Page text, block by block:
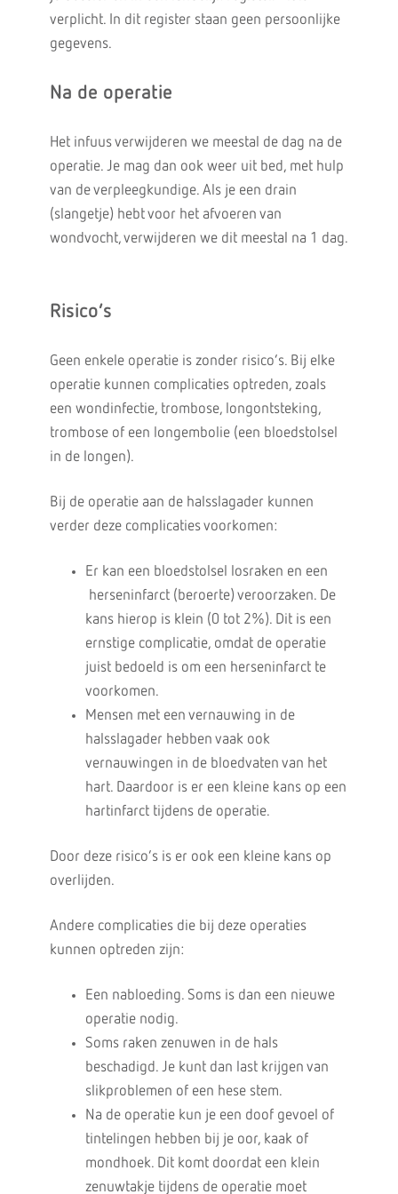
verplicht. In dit register staan geen persoonlijke
gegevens.
Na de operatie
Het infuus verwijderen we meestal de dag na de
operatie. Je mag dan ook weer uit bed, met hulp
van de verpleegkundige. Als je een drain
(slangetje) hebt voor het afvoeren van
wondvocht, verwijderen we dit meestal na 1 dag.
Risico’s
Geen enkele operatie is zonder risico’s. Bij elke
operatie kunnen complicaties optreden, zoals
een wondinfectie, trombose, longontsteking,
trombose of een longembolie (een bloedstolsel
in de longen).
Bij de operatie aan de halsslagader kunnen
verder deze complicaties voorkomen:
Er kan een bloedstolsel losraken en een
herseninfarct (beroerte) veroorzaken. De
kans hierop is klein (0 tot 2%). Dit is een
ernstige complicatie, omdat de operatie
juist bedoeld is om een herseninfarct te
voorkomen.
Mensen met een vernauwing in de
halsslagader hebben vaak ook
vernauwingen in de bloedvaten van het
hart. Daardoor is er een kleine kans op een
hartinfarct tijdens de operatie.
Door deze risico’s is er ook een kleine kans op
overlijden.
Andere complicaties die bij deze operaties
kunnen optreden zijn:
Een nabloeding. Soms is dan een nieuwe
operatie nodig.
Soms raken zenuwen in de hals
beschadigd. Je kunt dan last krijgen van
slikproblemen of een hese stem.
Na de operatie kun je een doof gevoel of
tintelingen hebben bij je oor, kaak of
mondhoek. Dit komt doordat een klein
zenuwtakje tijdens de operatie moet